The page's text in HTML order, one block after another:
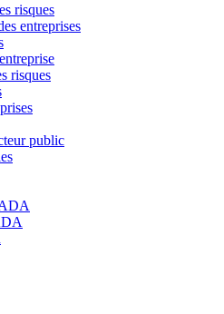
risques
entreprises
risques
public